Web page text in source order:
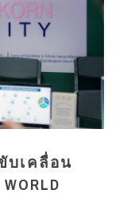
บเคลื่อน